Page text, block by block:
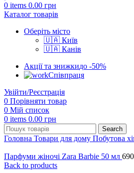
0 items 0.00 грн
Каталог товарів
Оберіть місто
🇺🇦 Київ
🇺🇦 Канів
Акції та знижкидо -50%
Співпраця
Увійти/Реєстрація
0 Порівняти товар
0 Мій список
0 items 0.00 грн
Search
Головна Товари для дому Побутова
Парфуми жіночі Zara Barbie 50 мл
Back to products